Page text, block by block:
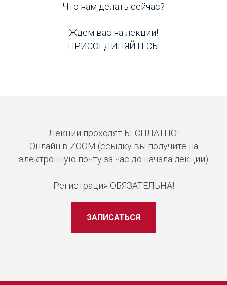
Что нам делать сейчас?
Ждем вас на лекции!
ПРИСОЕДИНЯЙТЕСЬ!
Лекции проходят БЕСПЛАТНО!
Онлайн в ZOOM (ссылку вы получите на
электронную почту за час до начала лекции)
Регистрация ОБЯЗАТЕЛЬНА!
ЗАПИСАТЬСЯ